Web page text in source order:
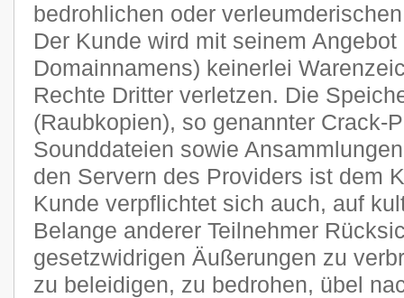
bedrohlichen oder
Der Kunde wird mit seinem
Domainnamens) keinerlei
Rechte Dritter verletzen. Die
(Raubkopien), so genannter Crack-
Sounddateien sowie
den Servern des Providers ist dem
Kunde verpflichtet sich auch, auf
Belange anderer Teilnehmer
gesetzwidrigen Äußerungen zu
zu beleidigen, zu bedrohen, übel